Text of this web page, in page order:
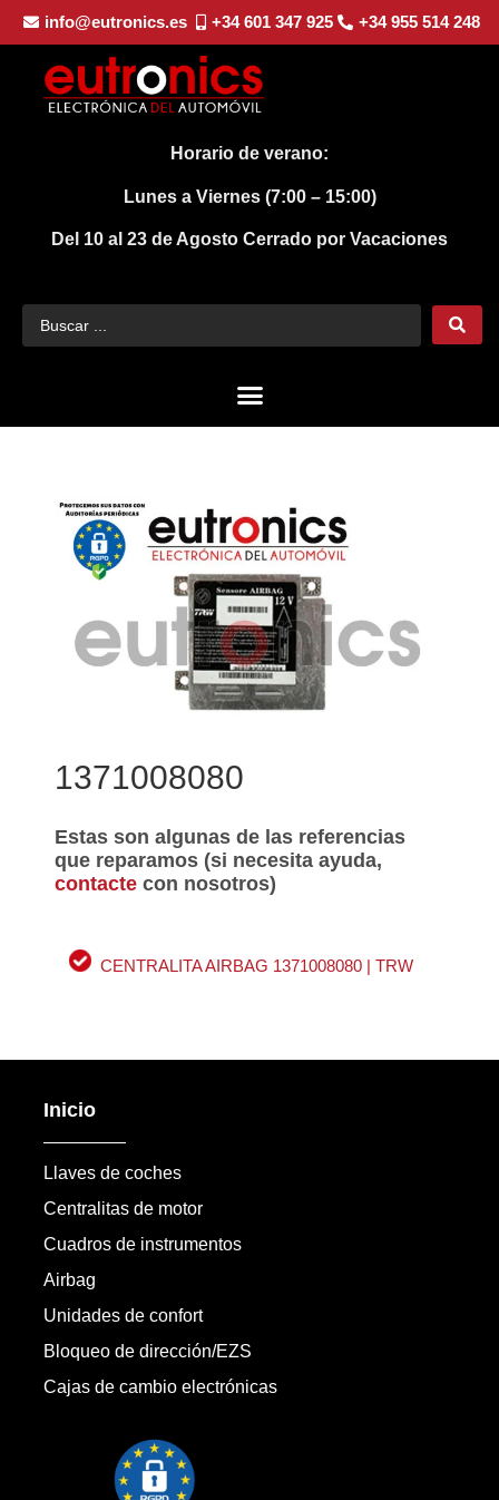
info@eutronics.es +34 601 347 925 +34 955 514 248
Horario de verano:
Lunes a Viernes (7:00 – 15:00)
Del 10 al 23 de Agosto Cerrado por Vacaciones
1371008080
Estas son algunas de las referencias
que reparamos (si necesita ayuda,
contactecon nosotros)
CENTRALITA AIRBAG 1371008080 | TRW
Inicio
Llaves de coches
Centralitas de motor
Cuadros de instrumentos
Airbag
Unidades de confort
Bloqueo de dirección/EZS
Cajas de cambio electrónicas